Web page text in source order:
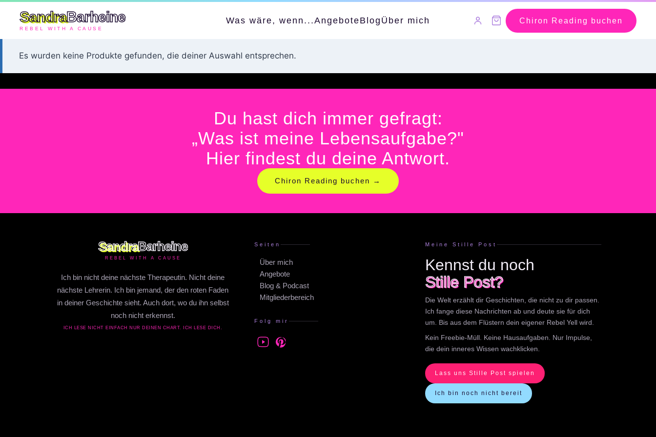
SandraBarheine
REBEL WITH A CAUSE
Was wäre, wenn...AngeboteBlog Über mich Chiron Reading buchen
Es wurden keine Produkte gefunden, die deiner Auswahl entsprechen.
Du hast dich immer gefragt:
„Was ist meine Lebensaufgabe?"
Hier findest du deine Antwort.
Chiron Reading buchen →
SandraBarheine
REBEL WITH A CAUSE
Ich bin nicht deine nächste Therapeutin. Nicht deine
nächste Lehrerin. Ich bin jemand, der den roten Faden
in deiner Geschichte sieht. Auch dort, wo du ihn selbst
noch nicht erkennst.
ICH LESE NICHT EINFACH NUR DEINEN CHART. ICH LESE DICH.
Seiten
Über mich
Angebote
Blog & Podcast
Mitgliederbereich
Folg mir
Meine Stille Post
Kennst du noch
Stille Post?
Die Welt erzählt dir Geschichten, die nicht zu dir passen.
Ich fange diese Nachrichten ab und deute sie für dich
um. Bis aus dem Flüstern dein eigener Rebel Yell wird.
Kein Freebie-Müll. Keine Hausaufgaben. Nur Impulse,
die dein inneres Wissen wachklicken.
Lass uns Stille Post spielen
Ich bin noch nicht bereit